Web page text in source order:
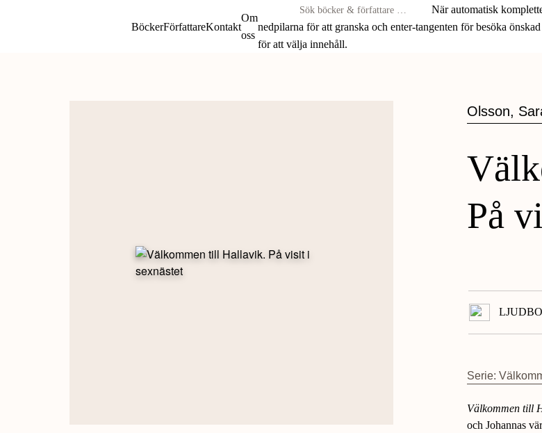
BöckerFörfattareKontakt
Om
oss
böcker
&
När automatisk
nedpilarna för att granska och enter-tangenten för besöka
för att välja innehåll.
Olsson,
På
Serie:
Välkommen till
och Johannas